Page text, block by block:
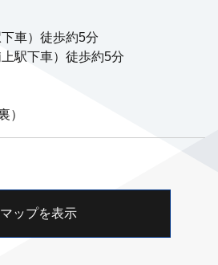
車）徒歩約5分
駅下車）徒歩約5分
）
マップを表示